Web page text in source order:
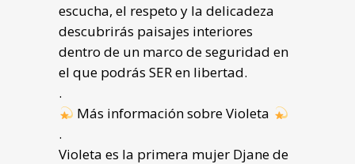
escucha, el respeto y la delicadeza
descubrirás paisajes interiores
dentro de un marco de seguridad en
el que podrás SER en libertad.
.
Más información sobre Violeta
.
Violeta es la primera mujer Djane de